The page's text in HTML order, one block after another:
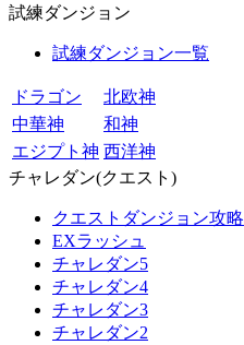
試練ダンジョン
試練ダンジョン一覧
ドラゴン
北欧神
中華神
和神
エジプト神 西洋神
チャレダン(クエスト)
クエストダンジョン攻略
EXラッシュ
チャレダン5
チャレダン4
チャレダン3
チャレダン2